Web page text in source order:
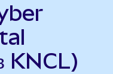
KNCL)